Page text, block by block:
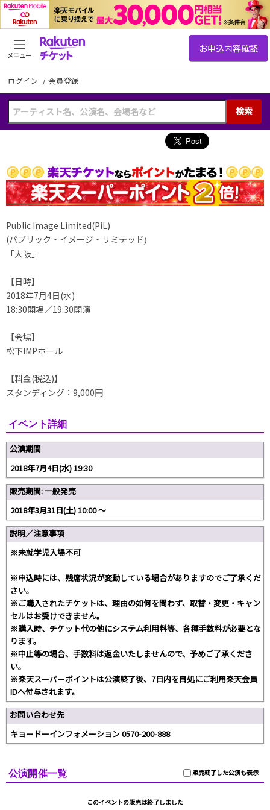
ログイン /会員登録
検索
メニュー
Public Image Limited(PiL)
(パブリック・イメージ・リミテッド)
「大阪」
【日時】
2018年7月4日(水)
18:30開場／19:30開演
【会場】
松下IMPホール
【料金(税込)】
スタンディング：9,000円
イベント詳細
公演期間
2018年7月4日(水) 19:30
販売期間: 一般発売
2018年3月31日(土) 10:00 〜
説明／注意事項
※未就学児入場不可
※申込時には、残席状況が変動している場合がありますのでご了承くだ
さい。
※ご購入されたチケットは、理由の如何を問わず、取替・変更・キャン
セルはお受けできません。
※購入時、チケット代の他にシステム利用料等、各種手数料が必要とな
ります。
※中止等の場合、手数料は返金いたしませんので、予めご了承くださ
い。
※楽天スーパーポイントは公演終了後、7日内を目処にご利用楽天会員
IDへ付与されます。
お問い合わせ先
キョードーインフォメーション 0570-200-888
販売終了した公演も表示
公演開催一覧
このイベントの販売は終了しました